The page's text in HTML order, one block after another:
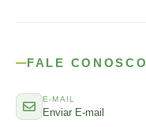
FALE CONOSCO
E-MAIL
Enviar E-mail